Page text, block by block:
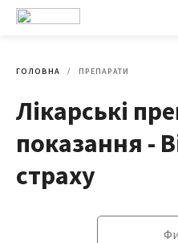
ГОЛОВНА ПРЕПАРАТИ
Лікарські
показання -
страху